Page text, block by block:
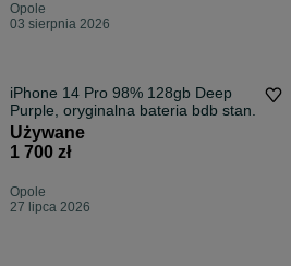
Opole
03 sierpnia 2026
iPhone 14 Pro 98% 128gb Deep
Purple, oryginalna bateria bdb stan.
Używane
1 700 zł
Opole
27 lipca 2026